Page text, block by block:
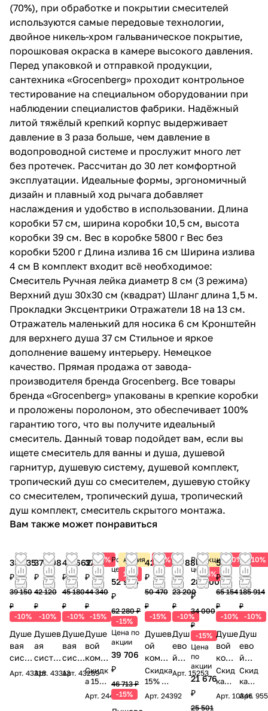
(70%), при обработке и покрытии смесителей
используются самые передовые технологии,
двойное никель-хром гальваническое покрытие,
порошковая окраска в камере высокого давления.
Перед упаковкой и отправкой продукции,
сантехника «Grocenberg» проходит контрольное
тестирование на специальном оборудовании при
наблюдении специалистов фабрики. Надёжный
литой тяжёлый крепкий корпус выдерживает
давление в 3 раза больше, чем давление в
водопроводной системе и прослужит много лет
без протечек. Рассчитан до 30 лет комфортной
эксплуатации. Идеальные формы, эргономичный
дизайн и плавный ход рычага добавляет
наслаждения и удобство в использовании. Длина
коробки 57 см, ширина коробки 10,5 см, высота
коробки 39 см. Вес в коробке 5800 г Вес без
коробки 5200 г Длина излива 16 см Ширина излива
4 см В комплект входит всё необходимое:
Смеситель Ручная лейка диаметр 8 см (3 режима)
Верхний душ 30x30 см (квадрат) Шланг длина 1,5 м.
Прокладки Эксцентрики Отражатели 18 на 13 см.
Отражатель маленький для носика 6 см Кронштейн
для верхнего душа 37 см Стильное и яркое
дополнение вашему интерьеру. Немецкое
качество. Прямая продажа от завода-
производителя бренда Grocenberg. Все товары
бренда «Grocenberg» упакованы в крепкие коробки
и проложены поролоном, это обеспечивает 100%
гарантию того, что вы получите идеальный
смеситель. Данный товар подойдет вам, если вы
ищете смеситель для ванны и душа, душевой
гарнитур, душевую систему, душевой комплект,
тропический душ со смесителем, душевую стойку
со смесителем, тропический душа, тропический
душ комплект, смеситель скрытого монтажа.
Вам также может понравиться
35 235
₽
39 150
₽
-10%
Душе
вая
систе
ма
Арт. 43318
37 908
₽
42 120
₽
-10%
Душев
ая
систе
ма
Арт. 43313
40 662
₽
45 180
₽
-10%
Душе
вая
сист
ема
Арт. 43289
15%
37 689
₽
44 340
₽
-15%
Душе
вой
компл
ект
Wasse
rKRAF
Скидк
а 15%
в
подар
Арт.24498
Акция
15%
Розничная
цена
52 938
₽
62 280 ₽
-15%
Цена по
акции
39 706
₽
46 713 ₽
-15%
15%
42 900
₽
50 470
₽
-15%
Душев
ой
компл
ект
Wasse
rKRAF
Скидка
15% в
подар
ок!
Арт. 24392
20 880
₽
23 200
₽
-10%
Душ
ево
й
ком
кт
Арт.15253
Акция
15%
Розничная
цена
28 900
₽
34 000
₽
-15%
Цена
по
акции
21 676
₽
25 501
10%
58 639
₽
65 154
₽
-10%
Душе
вой
комп
лект
Timo
Selen
Скид
ка
10% в
пода
Арт.10346
10%
167
₽
185 914
₽
-10%
Душ
ево
й
ком
плек
т
Скид
ка
10%
Арт.